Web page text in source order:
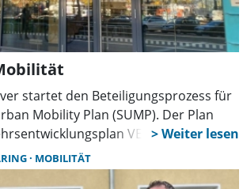
startet den Beteiligungsprozess für
Mobility Plan (SUMP). Der Plan
VEP 2035+ und
vorantreiben. Bürger können
Umfrage aktiv einbringen.
MOBILITÄT